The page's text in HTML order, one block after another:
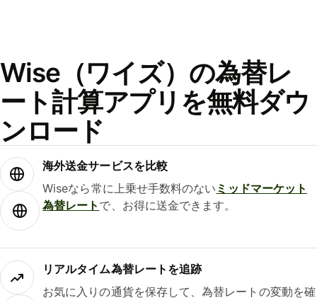
Wise（ワイズ）の為替レ
ート計算アプリを無料ダウ
ンロード
海外送金サービスを比較
Wiseなら常に上乗せ手数料のない ミッドマーケット
為替レート で、お得に送金できます。
リアルタイム為替レートを追跡
お気に入りの通貨を保存して、為替レートの変動を確